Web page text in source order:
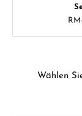
Wählen